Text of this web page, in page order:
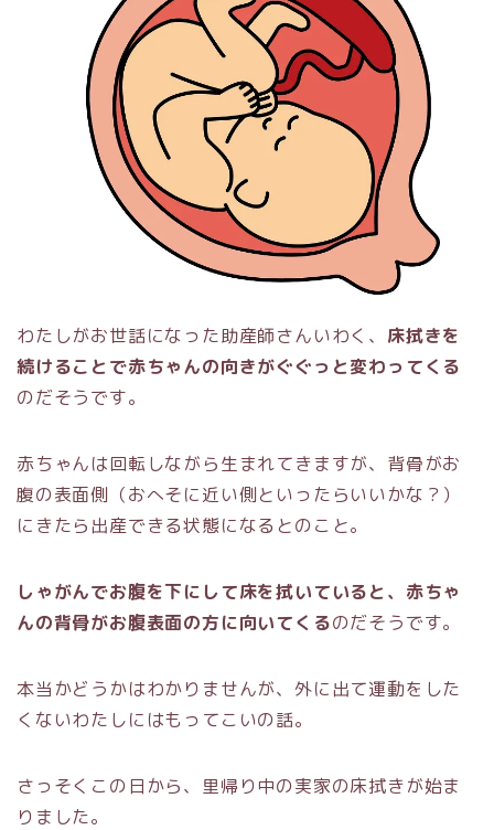
わたしがお世話になった助産師さんいわく、 床拭きを
続けることで赤ちゃんの向きがぐぐっと変わってくる
のだそうです。
赤ちゃんは回転しながら生まれてきますが、背骨がお
腹の表面側（おへそに近い側といったらいいかな？）
にきたら出産できる状態になるとのこと。
しゃがんでお腹を下にして床を拭いていると、赤ちゃ
んの背骨がお腹表面の方に向いてくるのだそうです。
本当かどうかはわかりませんが、外に出て運動をした
くないわたしにはもってこいの話。
さっそくこの日から、里帰り中の実家の床拭きが始ま
りました。